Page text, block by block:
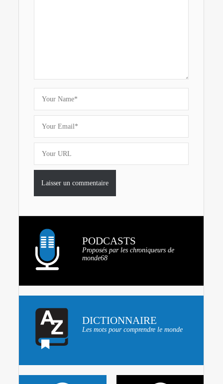
PODCASTS
Proposés par les chroniqueurs de
monde68
DICTIONNAIRE
Les mots pour comprendre le monde